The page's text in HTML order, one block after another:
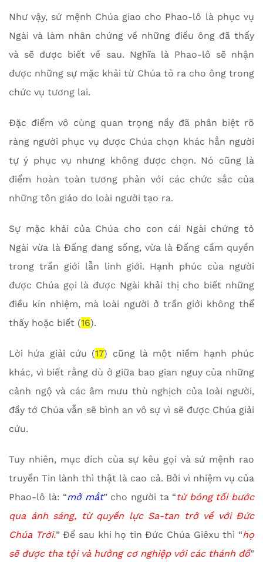
Như vậy, sứ mệnh Chúa giao cho Phao-lô là phục vụ
Ngài và làm nhân chứng về những điều ông đã thấy
và sẽ được biết về sau. Nghĩa là Phao-lô sẽ nhận
được những sự mặc khải từ Chúa tỏ ra cho ông trong
chức vụ tương lai.
Đặc điểm vô cùng quan trọng nầy đã phân biệt rõ
ràng người phục vụ được Chúa chọn khác hẳn người
tự ý phục vụ nhưng không được chọn. Nó cũng là
điểm hoàn toàn tương phản với các chức sắc của
những tôn giáo do loài người tạo ra.
Sự mặc khải của Chúa cho con cái Ngài chứng tỏ
Ngài vừa là Đấng đang sống, vừa là Đấng cầm quyền
trong trần giới lẫn linh giới. Hạnh phúc của người
được Chúa gọi là được Ngài khải thị cho biết những
điều kín nhiệm, mà loài người ở trần giới không thể
thấy hoặc biết (16).
Lời hứa giải cứu (17) cũng là một niềm hạnh phúc
khác, vì biết rằng dù ở giữa bao gian nguy của những
cảnh ngộ và các âm mưu thù nghịch của loài người,
đầy tớ Chúa vẫn sẽ bình an vô sự vì sẽ được Chúa giải
cứu.
Tuy nhiên, mục đích của sự kêu gọi và sứ mệnh rao
truyền Tin lành thì thật là cao cả. Bởi vì nhiệm vụ của
Phao-lô là: “mở mắt” cho người ta “từ bóng tối bước
qua ánh sáng, từ quyền lực Sa-tan trở về với Đức
Chúa Trời.” Để sau khi họ tin Đức Chúa Giêxu thì “họ
sẽ được tha tội và hưởng cơ nghiệp với các thánh đồ”